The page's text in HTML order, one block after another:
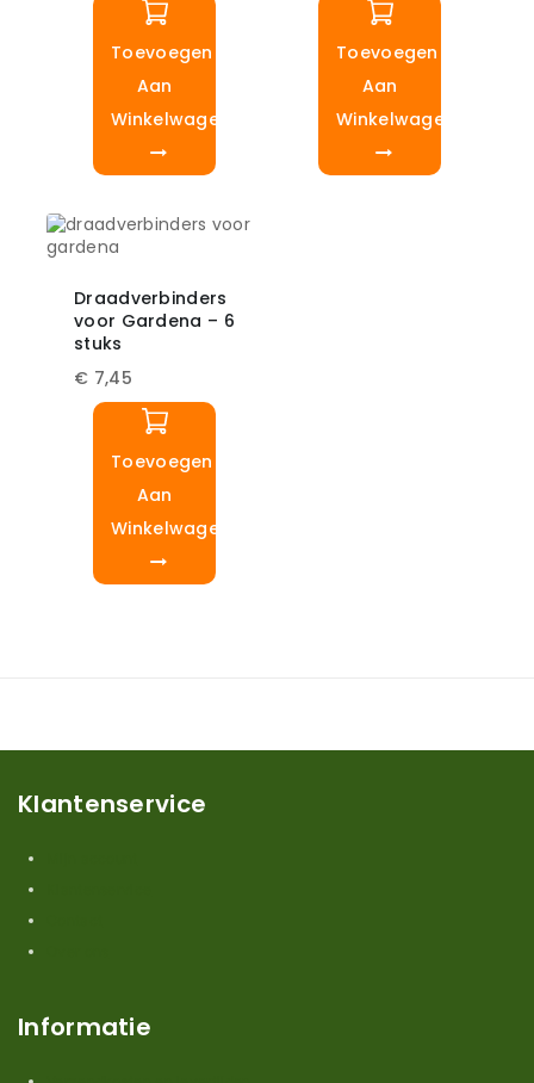
Toevoegen
Aan
Winkelwagen
Toevoegen
Aan
Winkelwagen
Draadverbinders
voor Gardena – 6
stuks
€ 7,45
Toevoegen
Aan
Winkelwagen
Klantenservice
Informatie